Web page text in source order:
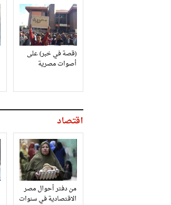
(قصة في خبر) على
أصوات مصرية
اقتصاد
من دفتر أحوال مصر
الاقتصادية في سنوات